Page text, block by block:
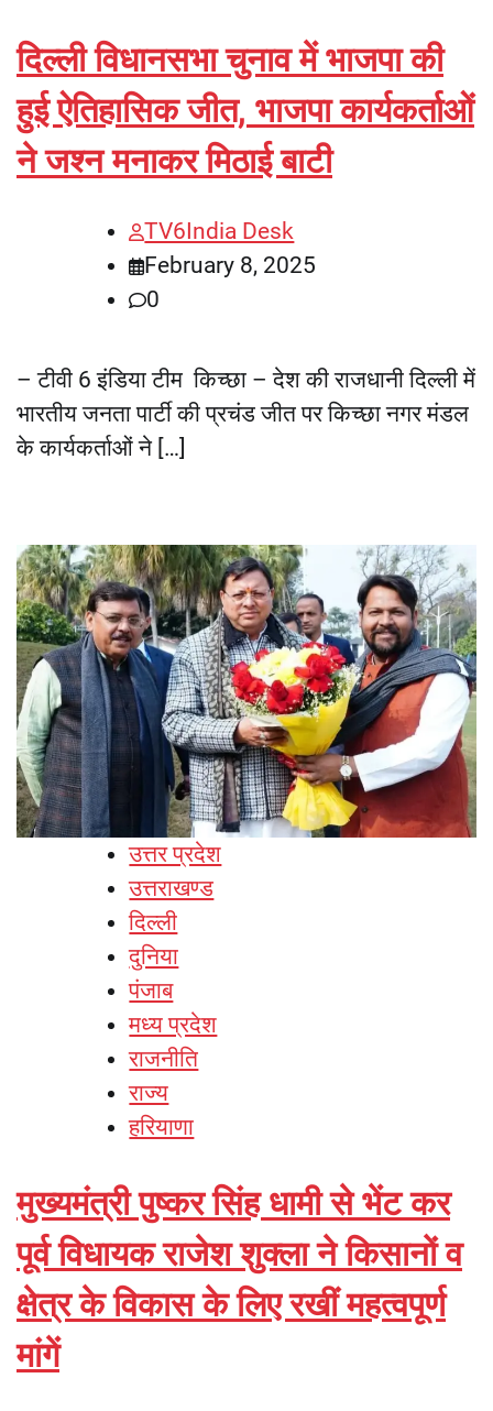
दिल्ली विधानसभा चुनाव में भाजपा की
हुई ऐतिहासिक जीत, भाजपा कार्यकर्ताओं
ने जश्न मनाकर मिठाई बाटी
TV6India Desk
February 8, 2025
0
– टीवी 6 इंडिया टीम किच्छा – देश की राजधानी दिल्ली में
भारतीय जनता पार्टी की प्रचंड जीत पर किच्छा नगर मंडल
के कार्यकर्ताओं ने […]
उत्तर प्रदेश
उत्तराखण्ड
दिल्ली
दुनिया
पंजाब
मध्य प्रदेश
राजनीति
राज्य
हरियाणा
मुख्यमंत्री पुष्कर सिंह धामी से भेंट कर
पूर्व विधायक राजेश शुक्ला ने किसानों व
क्षेत्र के विकास के लिए रखीं महत्वपूर्ण
मांगें